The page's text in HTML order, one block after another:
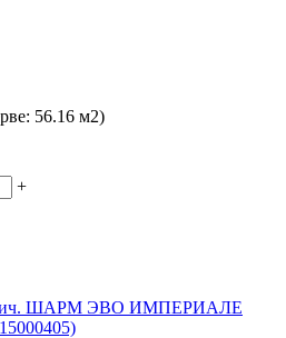
56.16 м2)
+
ШАРМ ЭВО ИМПЕРИАЛЕ